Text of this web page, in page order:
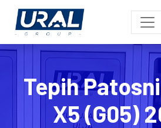
Tepih
X5 (G05)